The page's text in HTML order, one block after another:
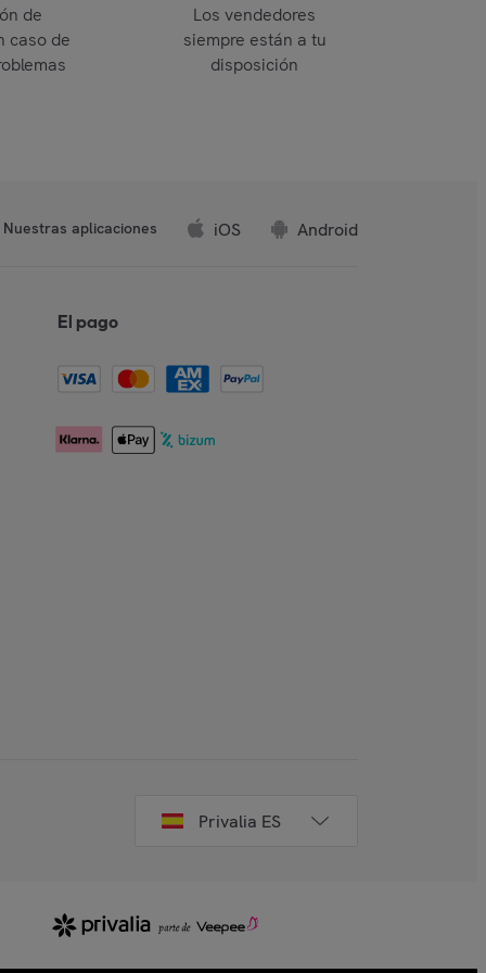
de
caso de
Los vendedores
siempre están a tu
disposición
Nuestras aplicaciones iOS Android
El pago
Privalia ES